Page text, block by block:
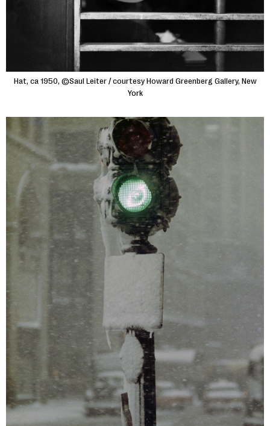
Hat, ca 1950, ©Saul Leiter / courtesy Howard Greenberg Gallery, New
York